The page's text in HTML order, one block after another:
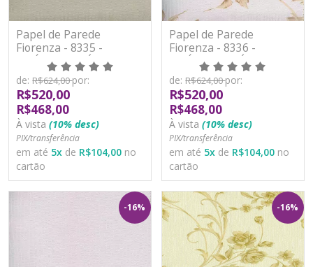
Papel de Parede
Fiorenza - 8335 -
VINÍLICO LAVÁVEL
de: R$624,00por:
R$520,00
R$468,00
À vista (10% desc)
PIX/transferência
em até 5x de R$104,00 no
cartão
Papel de Parede
Fiorenza - 8336 -
VINÍLICO LAVÁVEL
de: R$624,00por:
R$520,00
R$468,00
À vista (10% desc)
PIX/transferência
em até 5x de R$104,00 no
cartão
-16% -16%